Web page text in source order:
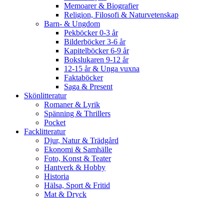
Memoarer & Biografier
Religion, Filosofi & Naturvetenskap
Barn- & Ungdom
Pekböcker 0-3 år
Bilderböcker 3-6 år
Kapitelböcker 6-9 år
Bokslukaren 9-12 år
12-15 år & Unga vuxna
Faktaböcker
Saga & Present
Skönlitteratur
Romaner & Lyrik
Spänning & Thrillers
Pocket
Facklitteratur
Djur, Natur & Trädgård
Ekonomi & Samhälle
Foto, Konst & Teater
Hantverk & Hobby
Historia
Hälsa, Sport & Fritid
Mat & Dryck